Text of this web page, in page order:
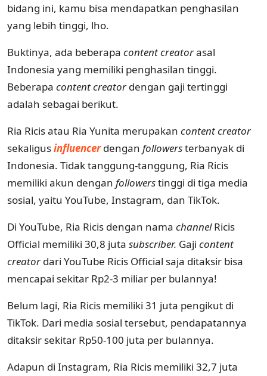
bidang ini, kamu bisa mendapatkan penghasilan
yang lebih tinggi, lho.
Buktinya, ada beberapa content creatorasal
Indonesia yang memiliki penghasilan tinggi.
Beberapa content creatordengan gaji tertinggi
adalah sebagai berikut.
Ria Ricis atau Ria Yunita merupakan content creator
sekaligusinfluencerdengan followersterbanyak di
Indonesia. Tidak tanggung-tanggung, Ria Ricis
memiliki akun dengan followerstinggi di tiga media
sosial, yaitu YouTube, Instagram, dan TikTok.
Di YouTube, Ria Ricis dengan nama channelRicis
Official memiliki 30,8 juta subscriber. Gaji content
creatordari YouTube Ricis Official saja ditaksir bisa
mencapai sekitar Rp2-3 miliar per bulannya!
Belum lagi, Ria Ricis memiliki 31 juta pengikut di
TikTok. Dari media sosial tersebut, pendapatannya
ditaksir sekitar Rp50-100 juta per bulannya.
Adapun di Instagram, Ria Ricis memiliki 32,7 juta